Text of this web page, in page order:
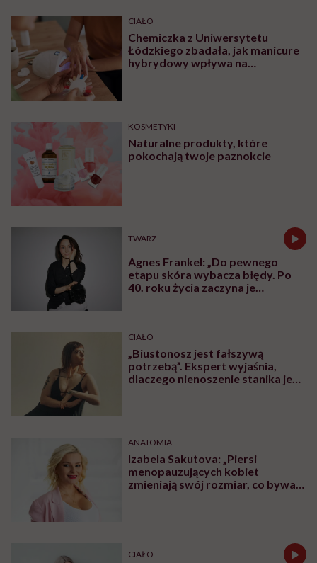
CIAŁO
Chemiczka z Uniwersytetu
Łódzkiego zbadała, jak manicure
hybrydowy wpływa na
KOSMETYKI
Naturalne produkty, które
pokochają twoje paznokcie
TWARZ
Agnes Frankel: „Do pewnego
etapu skóra wybacza błędy. Po
40. roku życia zaczyna je
CIAŁO
„Biustonosz jest fałszywą
potrzebą”. Ekspert wyjaśnia,
dlaczego nienoszenie stanika jest
ANATOMIA
Izabela Sakutova: „Piersi
menopauzujących kobiet
zmieniają swój rozmiar, co bywa
CIAŁO